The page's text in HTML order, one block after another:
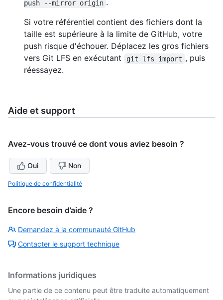
push --mirror origin .
Si votre référentiel contient des fichiers dont la
taille est supérieure à la limite de GitHub, votre
push risque d'échouer. Déplacez les gros fichiers
vers Git LFS en exécutant
git lfs import , puis
réessayez.
Aide et support
Avez-vous trouvé ce dont vous aviez besoin ?
Oui Non
Politique de confidentialité
Encore besoin d’aide ?
Demandez à la communauté GitHub
Contacter le support technique
Informations juridiques
Une partie de ce contenu peut être traduite automatiquement